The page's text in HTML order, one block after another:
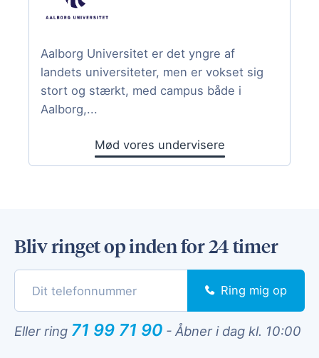
Aalborg Universitet er det yngre af
landets universiteter, men er vokset sig
stort og stærkt, med campus både i
Aalborg,...
Mød vores undervisere
Bliv ringet op inden for 24 timer
Ring mig op
Eller ring 71 99 71 90 - Åbner i dag kl. 10:00